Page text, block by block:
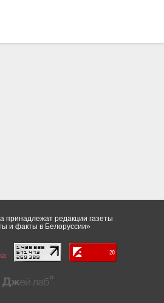
принадлежат редакции газеты
и факты в Белоруссии»